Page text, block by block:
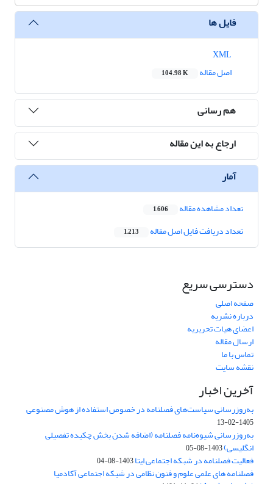
فایل ها
اصل مقاله
104.98 K
هم رسانی
ارجاع به این مقاله
آمار
تعداد مشاهده مقاله 1,606
تعداد دریافت فایل اصل مقاله 1,213
دسترسی سریع
صفحه اصلی
درباره نشریه
اعضای هیات تحریریه
ارسال مقاله
تماس با ما
نقشه سایت
آخرین اخبار
به‌روزرسانی سیاست‌های فصلنامه در خصوص استفاده از هوش مصنوعی
1405-02-13
به‌روزرسانی شیوه‌نامه فصلنامه (اضافه شدن بخش چکیده تفصیلی
انگلیسی)1403-08-05
فعالیت فصلنامه در شبکه اجتماعی ایتا1403-08-04
فصلنامه های علمی علوم و فنون نظامی در شبکه اجتماعی آکادمیا